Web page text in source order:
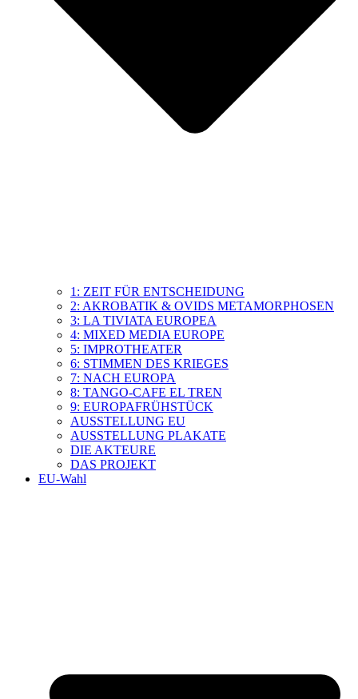
1: ZEIT FÜR ENTSCHEIDUNG
2: AKROBATIK & OVIDS METAMORPHOSEN
3: LA TIVIATA EUROPEA
4: MIXED MEDIA EUROPE
5: IMPROTHEATER
6: STIMMEN DES KRIEGES
7: NACH EUROPA
8: TANGO-CAFE EL TREN
9: EUROPAFRÜHSTÜCK
AUSSTELLUNG EU
AUSSTELLUNG PLAKATE
DIE AKTEURE
DAS PROJEKT
EU-Wahl